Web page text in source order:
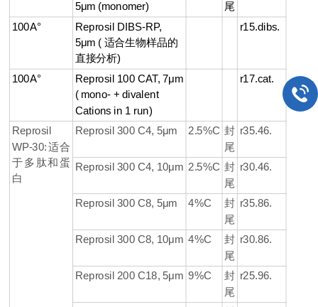
5μm (monomer)
尾
100A°
Reprosil DIBS-RP,
5μm ( 适合生物样品的
直接分析)
r15.dibs.
100A°
Reprosil 100 CAT, 7μm
( mono- + divalent
Cations in 1 run)
r17.cat.
Reprosil
WP-30:适合
于多肽和蛋
白
Reprosil 300 C4, 5μm 2.5%C 封
尾
r35.46.
Reprosil 300 C4, 10μm 2.5%C 封
尾
r30.46.
Reprosil 300 C8, 5μm 4%C
封
尾
r35.86.
Reprosil 300 C8, 10μm 4%C
封
尾
r30.86.
Reprosil 200 C18, 5μm 9%C
封
尾
r25.96.